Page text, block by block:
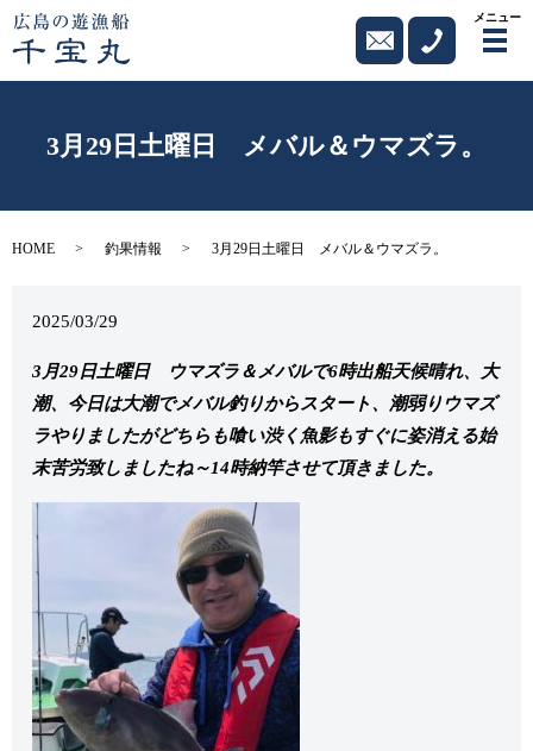
メニュー
メ
3月29日土曜日 メバル＆ウマズラ。
HOME 釣果情報 3月29日土曜日 メバル＆ウマズラ。
2025/03/29
3月29日土曜日 ウマズラ＆メバルで6時出船天候晴れ、大
潮、今日は大潮でメバル釣りからスタート、潮弱りウマズ
ラやりましたがどちらも喰い渋く魚影もすぐに姿消える始
末苦労致しましたね～14時納竿させて頂きました。